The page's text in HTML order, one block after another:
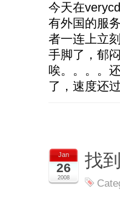
今天在
有外国的服
者一连上立
手脚了，郁
唉。。。。
了，速度还
Jan
26
2008
找